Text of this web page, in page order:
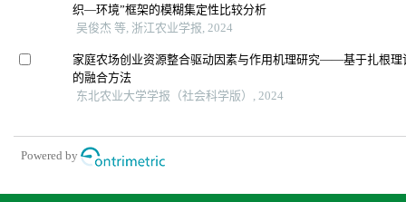
织—环境”框架的模糊集定性比较分析
吴俊杰 等, 浙江农业学报, 2024
家庭农场创业资源整合驱动因素与作用机理研究——基于扎根理
的融合方法
东北农业大学学报（社会科学版）, 2024
Powered by